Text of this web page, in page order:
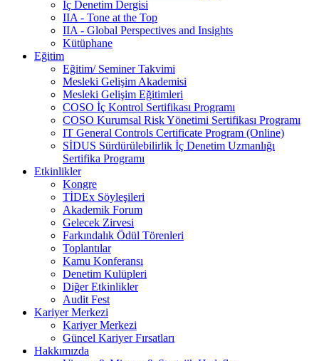
İç Denetim Dergisi
IIA - Tone at the Top
IIA - Global Perspectives and Insights
Kütüphane
Eğitim
Eğitim/ Seminer Takvimi
Mesleki Gelişim Akademisi
Mesleki Gelişim Eğitimleri
COSO İç Kontrol Sertifikası Programı
COSO Kurumsal Risk Yönetimi Sertifikası Programı
IT General Controls Certificate Program (Online)
SİDUS Sürdürülebilirlik İç Denetim Uzmanlığı
Sertifika Programı
Etkinlikler
Kongre
TİDEx Söyleşileri
Akademik Forum
Gelecek Zirvesi
Farkındalık Ödül Törenleri
Toplantılar
Kamu Konferansı
Denetim Kulüpleri
Diğer Etkinlikler
Audit Fest
Kariyer Merkezi
Kariyer Merkezi
Güncel Kariyer Fırsatları
Hakkımızda